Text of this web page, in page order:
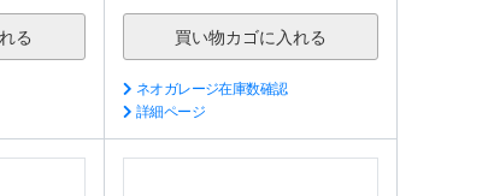
ネオガレージ在庫数確認
詳細ページ